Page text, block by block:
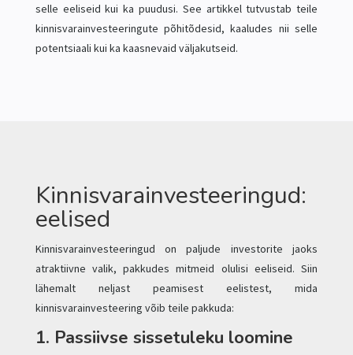
selle eeliseid kui ka puudusi. See artikkel tutvustab teile
kinnisvarainvesteeringute põhitõdesid, kaaludes nii selle
potentsiaali kui ka kaasnevaid väljakutseid.
Kinnisvarainvesteeringud:
eelised
Kinnisvarainvesteeringud on paljude investorite jaoks
atraktiivne valik, pakkudes mitmeid olulisi eeliseid. Siin
lähemalt neljast peamisest eelistest, mida
kinnisvarainvesteering võib teile pakkuda:
1. Passiivse sissetuleku loomine